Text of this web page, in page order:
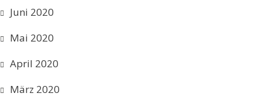
Juni 2020
Mai 2020
April 2020
März 2020